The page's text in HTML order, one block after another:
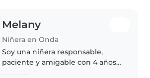
Melany
Niñera en Onda
Soy una niñera responsable,
paciente y amigable con 4 años